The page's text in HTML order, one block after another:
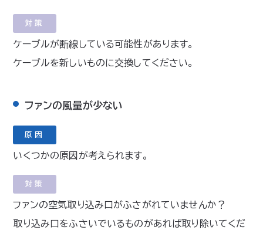
対策
ケーブルが断線している可能性があります。
ケーブルを新しいものに交換してください。
ファンの風量が少ない
原因
いくつかの原因が考えられます。
対策
ファンの空気取り込み口がふさがれていませんか？
取り込み口をふさいでいるものがあれば取り除いてくだ